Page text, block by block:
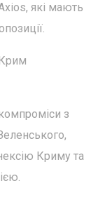
які мають
з
Криму та